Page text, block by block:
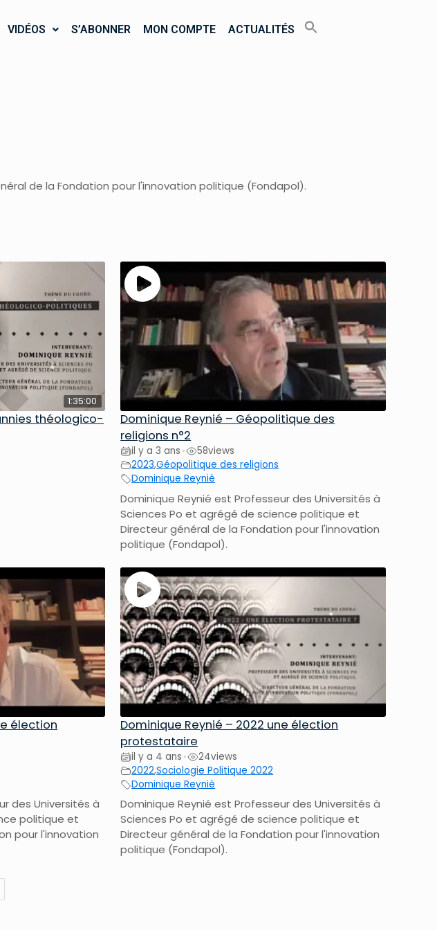
VIDÉOS S’ABONNER MON COMPTE ACTUALITÉS
de la Fondation pour l'innovation politique (Fondapol).
1:35:00
théologico-
Dominique Reynié – Géopolitique des
religions n°2
il y a 3 ans • 58views
2023,Géopolitique des religions
Dominique Reyniè
Dominique Reynié est Professeur des Universités à
Sciences Po et agrégé de science politique et
Directeur général de la Fondation pour l'innovation
politique (Fondapol).
élection
des Universités à
politique et
pour l'innovation
Dominique Reynié – 2022 une élection
protestataire
il y a 4 ans • 24views
2022,Sociologie Politique 2022
Dominique Reyniè
Dominique Reynié est Professeur des Universités à
Sciences Po et agrégé de science politique et
Directeur général de la Fondation pour l'innovation
politique (Fondapol).